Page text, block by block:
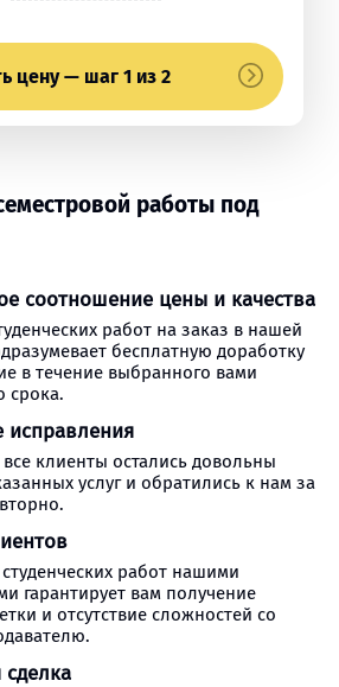
цену — шаг 1 из 2
работы под
соотношение цены и качества
работ на заказ в нашей
бесплатную доработку
в течение выбранного вами
срока.
исправления
клиенты остались довольны
услуг и обратились к нам за
работ нашими
гарантирует вам получение
и отсутствие сложностей со
сделка